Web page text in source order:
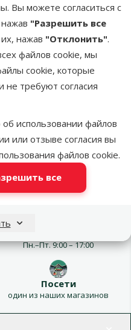
Вы можете согласиться с
"Разрешить все
нажав "Отклонить".
файлов cookie, мы
cookie, которые
требуют согласия
использовании файлов
или отзыве согласия вы
файлов cookie.
все
отделение в четверг
в корзину
Пн.–Пт. 9:00 – 17:00
Посети
один из наших магазинов